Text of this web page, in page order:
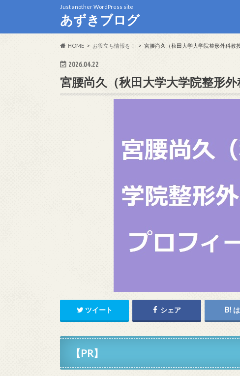
Just another WordPress site
あずきブログ
HOME お役立ち情報を！ 宮腰尚久（秋田大学大学院整形外科教
2026.04.22
宮腰尚久（秋田大学大学院整形
ツイート シェア
【PR】